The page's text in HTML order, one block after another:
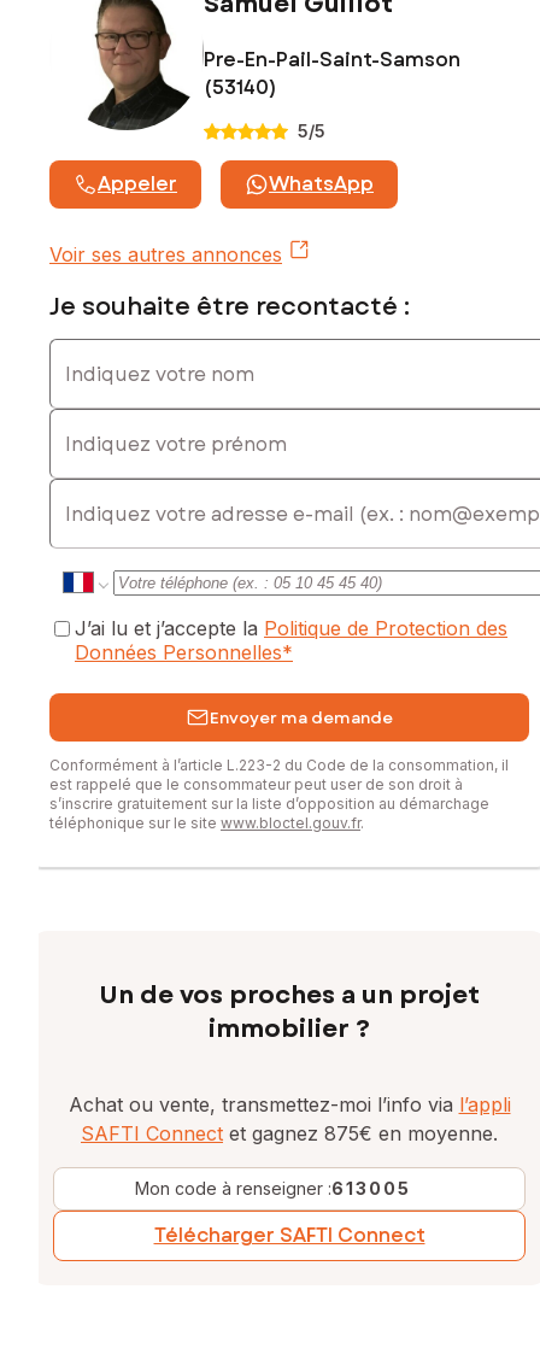
Prix de vente : 71 940 €
Honoraires charge vendeur
Contactez votre conseiller SAFTI : Samuel GUILLOT, Tél. :
0663038315, E-mail : samuel.guillot@safti.fr - EI - Agent
commercial immatriculé au RSAC de Laval sous le numéro
Pre-En-Pail-Saint-Samson
(53140)
5/5
Appeler WhatsApp
Voir ses autres annonces
Je souhaite être recontacté :
Indiquez votre nom
Indiquez votre prénom
E-mail
J’ai lu et j’accepte la Politique de Protection des
Données Personnelles*
Envoyer ma demande
Conformément à l’article L.223-2 du Code de la consommation, il
est rappelé que le consommateur peut user de son droit à
s’inscrire gratuitement sur la liste d’opposition au démarchage
téléphonique sur le site www.bloctel.gouv.fr.
Un de vos proches a un projet
immobilier ?
Achat ou vente, transmettez-moi l’info via l’appli
SAFTI Connect et gagnez 875€ en moyenne.
Mon code à renseigner :613005
Télécharger SAFTI Connect